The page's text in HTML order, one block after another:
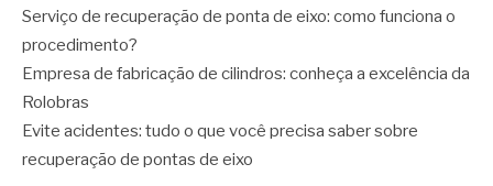
Serviço de recuperação de ponta de eixo: como funciona o
procedimento?
Empresa de fabricação de cilindros: conheça a excelência da
Rolobras
Evite acidentes: tudo o que você precisa saber sobre
recuperação de pontas de eixo